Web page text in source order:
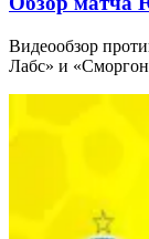
Видеообзор
Лабс» и